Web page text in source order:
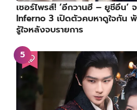
เซอร์ไพรส์! ‘อีกวานฮี – ยูชีอึน’
Inferno 3 เปิดตัวคบหาดูใจกัน
รู้ใจหลังจบรายการ